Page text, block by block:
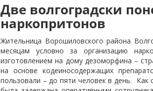
Две волгоградски
наркопритонов
Жительница Ворошиловского района
месяцам условно за организацию
изготовлением на дому дезоморфина –
на основе кодеиносодержащих
пользовали – до пяти человек в день.
Как